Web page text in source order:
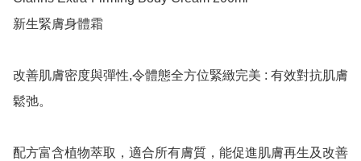
新生緊膚身體霜
改善肌膚密度與彈性,令體態全方位緊緻完美 : 有效對抗肌膚
鬆弛。
配方富含植物萃取，適合所有膚質，能促進肌膚再生及改善